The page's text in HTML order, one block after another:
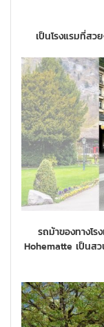
เป็นโรงแรมที่สว
รถม้าของทางโ
Hohematte เป็นส